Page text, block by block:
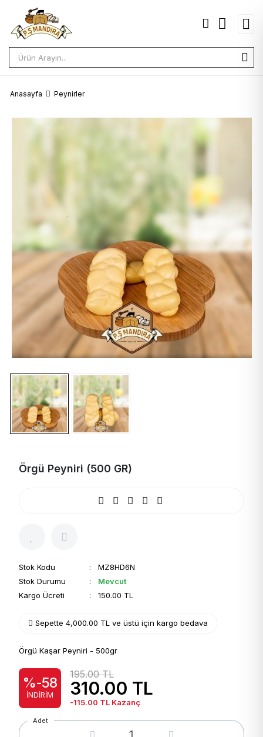
Anasayfa Peynirler
Örgü Peyniri (500 GR)
Stok Kodu
: MZ8HD6N
Stok Durumu
: Mevcut
Kargo Ücreti
: 150.00 TL
Sepette 4,000.00 TL ve üstü için kargo bedava
Örgü Kaşar Peyniri - 500gr
%-58
İNDIRIM
195.00 TL
310.00 TL
-115.00 TL Kazanç
Adet